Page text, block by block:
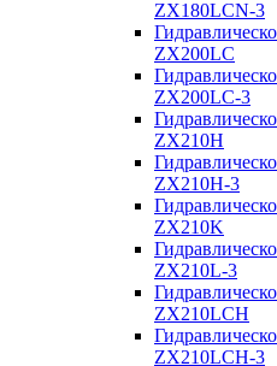
ZX180LCN-3
ZX200LC
ZX200LC-3
ZX210H
ZX210H-3
ZX210K
ZX210L-3
ZX210LCH
ZX210LCH-3